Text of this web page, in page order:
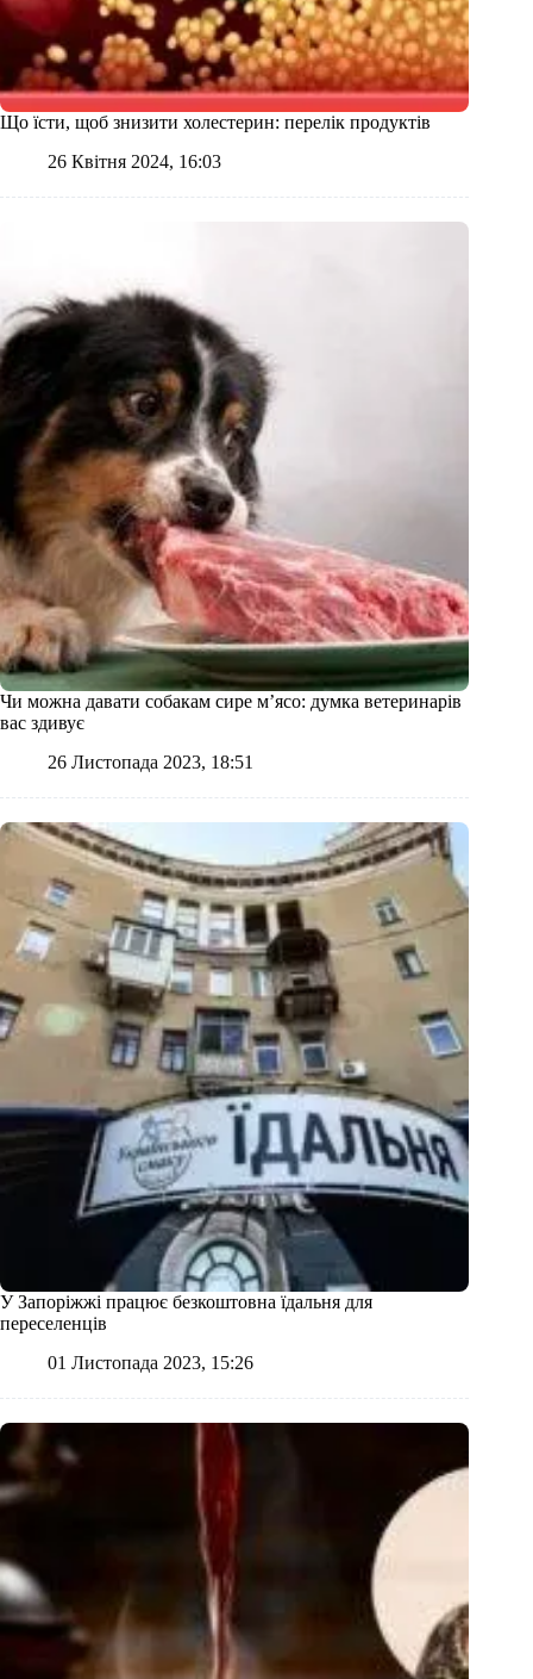
Що їсти, щоб знизити холестерин: перелік продуктів
26 Квітня 2024, 16:03
Чи можна давати собакам сире м’ясо: думка ветеринарів
вас здивує
26 Листопада 2023, 18:51
У Запоріжжі працює безкоштовна їдальня для
переселенців
01 Листопада 2023, 15:26